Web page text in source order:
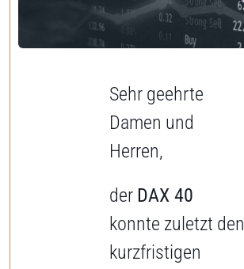
Sehr geehrte
Damen und
Herren,
der DAX 40
konnte zuletzt den
kurzfristigen